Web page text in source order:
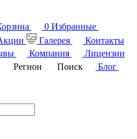
0 Избранные
Галерея
Контакты
Компания
Лицензии
Регион Поиск
Блог